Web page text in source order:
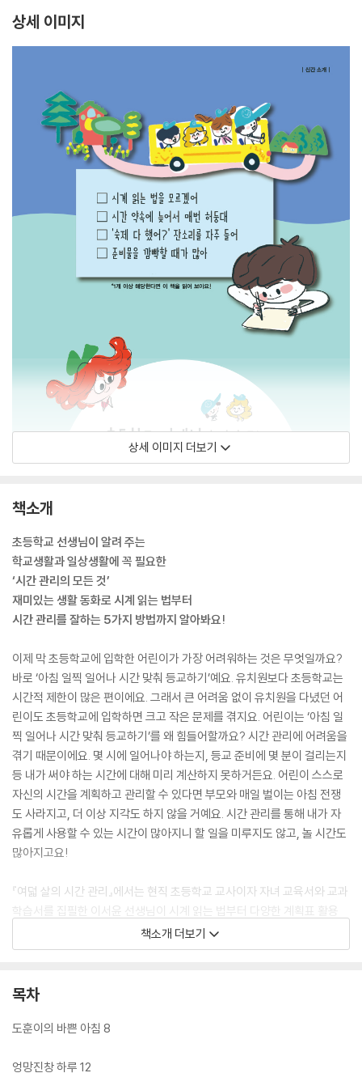
상세 이미지
상세 이미지 더보기
책소개
초등학교 선생님이 알려 주는
학교생활과 일상생활에 꼭 필요한
‘시간 관리의 모든 것’
재미있는 생활 동화로 시계 읽는 법부터
시간 관리를 잘하는 5가지 방법까지 알아봐요!
이제 막 초등학교에 입학한 어린이가 가장 어려워하는 것은 무엇일까요?
바로 ‘아침 일찍 일어나 시간 맞춰 등교하기’예요. 유치원보다 초등학교는
시간적 제한이 많은 편이에요. 그래서 큰 어려움 없이 유치원을 다녔던 어
린이도 초등학교에 입학하면 크고 작은 문제를 겪지요. 어린이는 ‘아침 일
찍 일어나 시간 맞춰 등교하기’를 왜 힘들어할까요? 시간 관리에 어려움을
겪기 때문이에요. 몇 시에 일어나야 하는지, 등교 준비에 몇 분이 걸리는지
등 내가 써야 하는 시간에 대해 미리 계산하지 못하거든요. 어린이 스스로
자신의 시간을 계획하고 관리할 수 있다면 부모와 매일 벌이는 아침 전쟁
도 사라지고, 더 이상 지각도 하지 않을 거예요. 시간 관리를 통해 내가 자
유롭게 사용할 수 있는 시간이 많아지니 할 일을 미루지도 않고, 놀 시간도
많아지고요!
『여덟 살의 시간 관리』에서는 현직 초등학교 교사이자 자녀 교육서와 교과
학습서를 집필한 이서윤 선생님이 시계 읽는 법부터 다양한 계획표 활용
법, 시간 관리를 잘하는 5가지 방법 등 시간 관리 Tip을 전부 알려 줍니다.
또한 학교 선생님으로서의 경험과 한 아이의 엄마로서 연구한 자료를 바탕
계획을 세워 보는 ‘째깍째깍 시간 관리’ 활동 페이지, 보호자에게 유용한 정
살, 첫 습관이 잡히는 시기에 어린이 스스로 시간 관리를 할 수 있도록 습관
도, 중·고등학교에서 각종 시험을 앞두고 있을 때도, 성인이 되어 사회생활
책소개 더보기
목차
도훈이의 바쁜 아침 8
엉망진창 하루 12